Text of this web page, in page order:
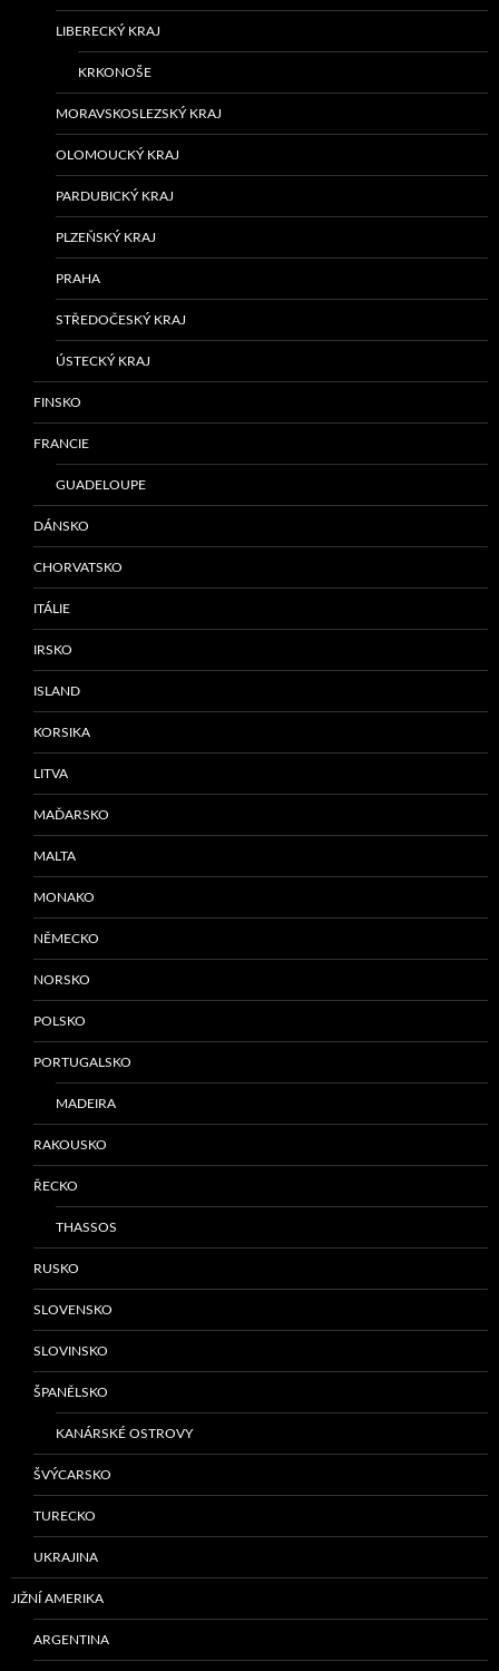
LIBERECKÝ KRAJ
KRKONOŠE
MORAVSKOSLEZSKÝ KRAJ
OLOMOUCKÝ KRAJ
PARDUBICKÝ KRAJ
PLZEŇSKÝ KRAJ
PRAHA
STŘEDOČESKÝ KRAJ
ÚSTECKÝ KRAJ
FINSKO
FRANCIE
GUADELOUPE
DÁNSKO
CHORVATSKO
ITÁLIE
IRSKO
ISLAND
KORSIKA
LITVA
MAĎARSKO
MALTA
MONAKO
NĚMECKO
NORSKO
POLSKO
PORTUGALSKO
MADEIRA
RAKOUSKO
ŘECKO
THASSOS
RUSKO
SLOVENSKO
SLOVINSKO
ŠPANĚLSKO
KANÁRSKÉ OSTROVY
ŠVÝCARSKO
TURECKO
UKRAJINA
JIŽNÍ AMERIKA
ARGENTINA